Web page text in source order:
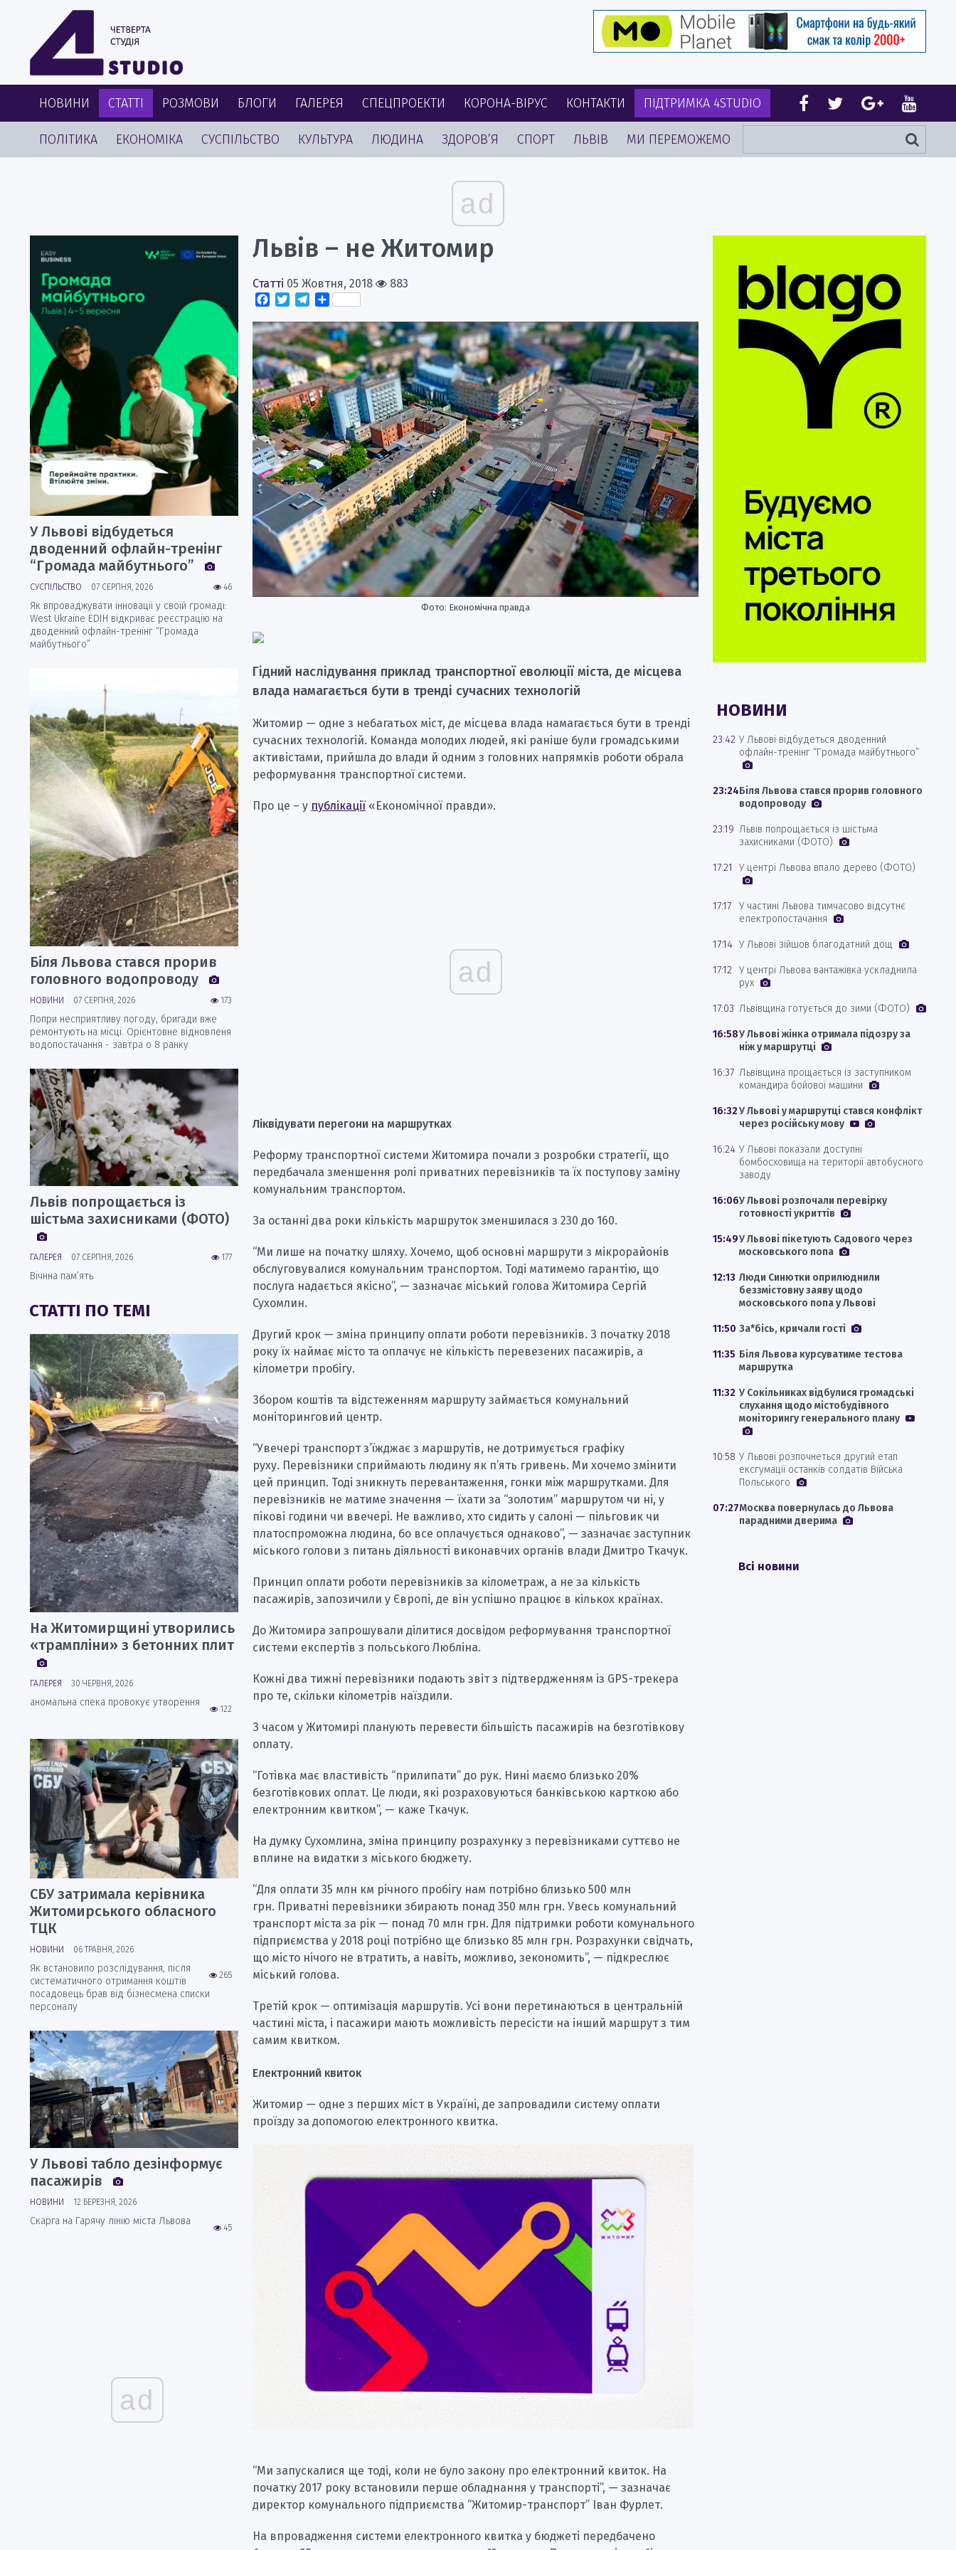
НОВИНИ СТАТТІ РОЗМОВИ БЛОГИ ГАЛЕРЕЯ СПЕЦПРОЕКТИ КОРОНА-ВІРУС КОНТАКТИ ПІДТРИМКА 4STUDIO
ПОЛІТИКА ЕКОНОМІКА СУСПІЛЬСТВО КУЛЬТУРА ЛЮДИНА ЗДОРОВ’Я СПОРТ ЛЬВІВ МИ ПЕРЕМОЖЕМО
ad
Львів – не Житомир
Статті 05 Жовтня, 2018
883
Facebook
TwitterTelegram
Поділитися
Фото: Економічна правда
Гідний наслідування приклад транспортної еволюції міста, де місцева
влада намагається бути в тренді сучасних технологій
Житомир — одне з небагатьох міст, де місцева влада намагається бути в тренді
сучасних технологій. Команда молодих людей, які раніше були громадськими
активістами, прийшла до влади й одним з головних напрямків роботи обрала
реформування транспортної системи.
Про це – у публікації «Економічної правди».
ad
Ліквідувати перегони на маршрутках
Реформу транспортної системи Житомира почали з розробки стратегії, що
передбачала зменшення ролі приватних перевізників та їх поступову заміну
комунальним транспортом.
За останні два роки кількість маршруток зменшилася з 230 до 160.
“Ми лише на початку шляху. Хочемо, щоб основні маршрути з мікрорайонів
обслуговувалися комунальним транспортом. Тоді матимемо гарантію, що
послуга надається якісно”, — зазначає міський голова Житомира Сергій
Сухомлин.
Другий крок — зміна принципу оплати роботи перевізників. З початку 2018
року їх наймає місто та оплачує не кількість перевезених пасажирів, а
кілометри пробігу.
Збором коштів та відстеженням маршруту займається комунальний
моніторинговий центр.
“Увечері транспорт з’їжджає з маршрутів, не дотримується графіку
руху. Перевізники сприймають людину як п’ять гривень. Ми хочемо змінити
цей принцип. Тоді зникнуть перевантаження, гонки між маршрутками. Для
перевізників не матиме значення — їхати за “золотим” маршрутом чи ні, у
пікові години чи ввечері. Не важливо, хто сидить у салоні — пільговик чи
платоспроможна людина, бо все оплачується однаково”, — зазначає заступник
міського голови з питань діяльності виконавчих органів влади Дмитро Ткачук.
Принцип оплати роботи перевізників за кілометраж, а не за кількість
пасажирів, запозичили у Європі, де він успішно працює в кількох країнах.
До Житомира запрошували ділитися досвідом реформування транспортної
системи експертів з польського Любліна.
Кожні два тижні перевізники подають звіт з підтвердженням із GPS-трекера
про те, скільки кілометрів наїздили.
З часом у Житомирі планують перевести більшість пасажирів на безготівкову
оплату.
“Готівка має властивість “прилипати” до рук. Нині маємо близько 20%
безготівкових оплат. Це люди, які розраховуються банківською карткою або
електронним квитком”, — каже Ткачук.
На думку Сухомлина, зміна принципу розрахунку з перевізниками суттєво не
вплине на видатки з міського бюджету.
“Для оплати 35 млн км річного пробігу нам потрібно близько 500 млн
грн. Приватні перевізники збирають понад 350 млн грн. Увесь комунальний
транспорт міста за рік — понад 70 млн грн. Для підтримки роботи комунального
підприємства у 2018 році потрібно ще близько 85 млн грн. Розрахунки свідчать,
що місто нічого не втратить, а навіть, можливо, зекономить”, — підкреслює
міський голова.
Третій крок — оптимізація маршрутів. Усі вони перетинаються в центральній
частині міста, і пасажири мають можливість пересісти на інший маршрут з тим
самим квитком.
Електронний квиток
Житомир — одне з перших міст в Україні, де запровадили систему оплати
проїзду за допомогою електронного квитка.
“Ми запускалися ще тоді, коли не було закону про електронний квиток. На
початку 2017 року встановили перше обладнання у транспорті”, — зазначає
директор комунального підприємства “Житомир-транспорт” Іван Фурлет.
На впровадження системи електронного квитка у бюджеті передбачено
У Львові відбудеться
дводенний офлайн-тренінг
“Громада майбутнього”
46
СУСПІЛЬСТВО 07 СЕРПНЯ, 2026
Як впроваджувати інновації у своїй громаді:
West Ukraine EDIH відкриває реєстрацію на
дводенний офлайн-тренінг “Громада
майбутнього”
Біля Львова стався прорив
головного водопроводу
173
НОВИНИ 07 СЕРПНЯ, 2026
Попри несприятливу погоду, бригади вже
ремонтують на місці. Орієнтовне відновленя
водопостачання - завтра о 8 ранку
Львів попрощається із
шістьма захисниками (ФОТО)
177
ГАЛЕРЕЯ 07 СЕРПНЯ, 2026
Вічнна пам’ять
СТАТТІ ПО ТЕМІ
На Житомирщині утворились
«трампліни» з бетонних плит
ГАЛЕРЕЯ 30 ЧЕРВНЯ, 2026
122
аномальна спека провокує утворення
СБУ затримала керівника
Житомирського обласного
ТЦК
НОВИНИ 06 ТРАВНЯ, 2026
265
Як встановило розслідування, після
систематичного отримання коштів
посадовець брав від бізнесмена списки
персоналу
У Львові табло дезінформує
пасажирів
НОВИНИ 12 БЕРЕЗНЯ, 2026
45
Скарга на Гарячу лінію міста Львова
ad
НОВИНИ
23:42 У Львові відбудеться дводенний
офлайн-тренінг “Громада майбутнього”
23:24Біля Львова стався прорив головного
водопроводу
23:19 Львів попрощається із шістьма
захисниками (ФОТО)
17:21 У центрі Львова впало дерево (ФОТО)
17:17
У частині Львова тимчасово відсутнє
електропостачання
17:14 У Львові зійшов благодатний дощ
17:12 У центрі Львова вантажівка ускладнила
рух
17:03 Львівщина готується до зими (ФОТО)
16:58У Львові жінка отримала підозру за
ніж у маршрутці
16:37 Львівщина прощається із заступником
командира бойової машини
16:32У Львові у маршрутці стався конфлікт
через російську мову
16:24 У Львові показали доступні
бомбосховища на території автобусного
заводу
16:06У Львові розпочали перевірку
готовності укриттів
15:49У Львові пікетують Садового через
московського попа
12:13 Люди Синютки оприлюднили
беззмістовну заяву щодо
московського попа у Львові
11:50 За*бісь, кричали гості
11:35 Біля Львова курсуватиме тестова
маршрутка
11:32 У Сокільниках відбулися громадські
слухання щодо містобудівного
моніторингу генерального плану
10:58 У Львові розпочнеться другий етап
ексгумації останків солдатів Війська
Польського
07:27Москва повернулась до Львова
парадними дверима
Всі новини